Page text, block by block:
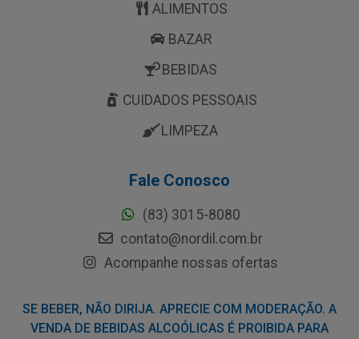
ALIMENTOS
BAZAR
BEBIDAS
CUIDADOS PESSOAIS
LIMPEZA
Fale Conosco
(83) 3015-8080
contato@nordil.com.br
Acompanhe nossas ofertas
SE BEBER, NÃO DIRIJA. APRECIE COM MODERAÇÃO. A
VENDA DE BEBIDAS ALCOÓLICAS É PROIBIDA PARA